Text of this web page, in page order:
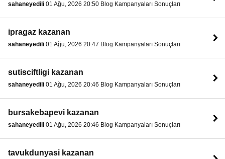
sahaneyedili 01 Ağu, 2026 20:50 Blog Kampanyaları Sonuçları
ipragaz kazanan
sahaneyedili 01 Ağu, 2026 20:47 Blog Kampanyaları Sonuçları
sutisciftligi kazanan
sahaneyedili 01 Ağu, 2026 20:46 Blog Kampanyaları Sonuçları
bursakebapevi kazanan
sahaneyedili 01 Ağu, 2026 20:46 Blog Kampanyaları Sonuçları
tavukdunyasi kazanan